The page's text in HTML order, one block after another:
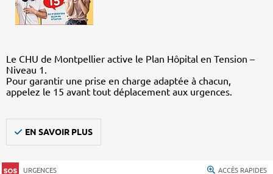
Le CHU de Montpellier active le Plan Hôpital en Tension –
Niveau 1.
Pour garantir une prise en charge adaptée à chacun,
appelez le 15 avant tout déplacement aux urgences.
EN SAVOIR PLUS
URGENCES ACCÈS RAPIDES